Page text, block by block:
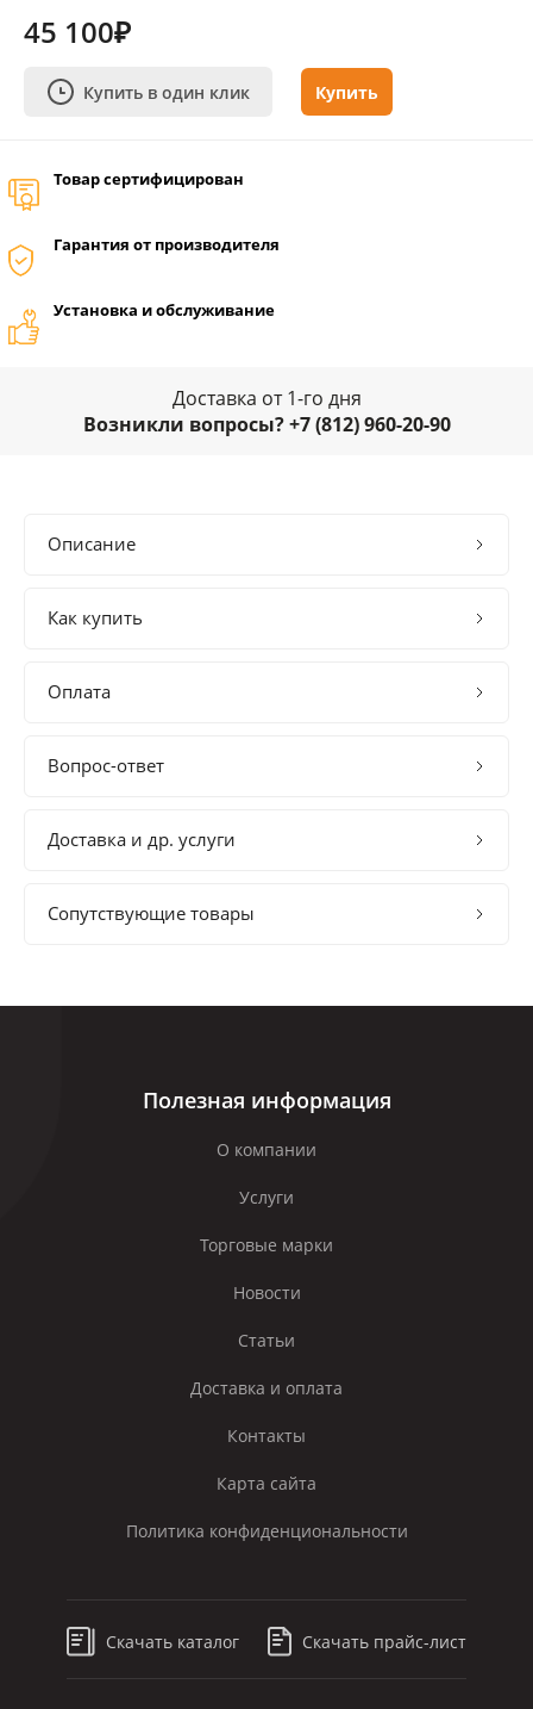
45 100₽
Купить в один клик Купить
Товар сертифицирован
Гарантия от производителя
Установка и обслуживание
Доставка от 1-го дня
Возникли вопросы? +7 (812) 960-20-90
Описание
Как купить
Оплата
Вопрос-ответ
Доставка и др. услуги
Сопутствующие товары
Полезная информация
О компании
Услуги
Торговые марки
Новости
Статьи
Доставка и оплата
Контакты
Карта сайта
Политика конфиденциональности
Скачать каталог Скачать прайс-лист